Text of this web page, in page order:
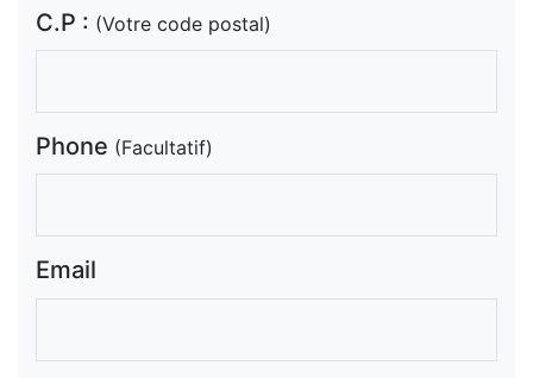
C.P : (Votre code postal)
Phone (Facultatif)
Email